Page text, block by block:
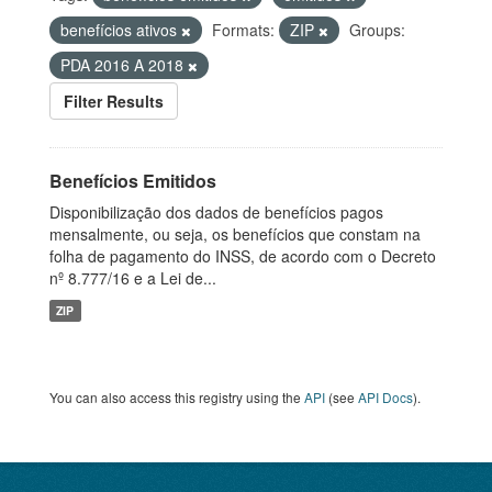
benefícios ativos
Formats: ZIP
Groups:
PDA 2016 A 2018
Filter Results
Benefícios Emitidos
Disponibilização dos dados de benefícios pagos
mensalmente, ou seja, os benefícios que constam na
folha de pagamento do INSS, de acordo com o Decreto
nº 8.777/16 e a Lei de...
ZIP
You can also access this registry using the API (see API Docs).